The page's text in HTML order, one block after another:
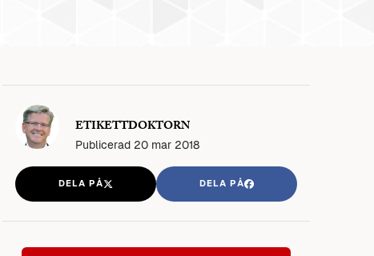
ETIKETTDOKTORN
Publicerad 20 mar 2018
DELA PÅ DELA PÅ